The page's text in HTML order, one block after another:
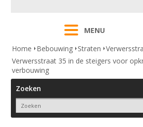
MENU
Home
Bebouwing Straten
Verwersstraat 35 in de steigers voor
verbouwing
Zoeken